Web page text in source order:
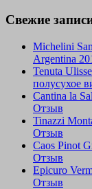
Свежие
Michelini
Argentina
Tenuta
полусухое
Cantina la
Отзыв
Tinazzi
Отзыв
Caos Pinot
Отзыв
Epicuro
Отзыв